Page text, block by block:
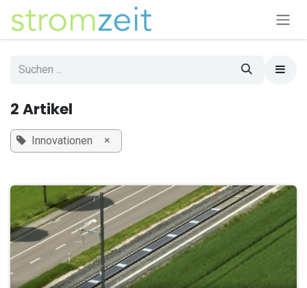
Zum Inhalt springen
2 Artikel
Innovationen ×